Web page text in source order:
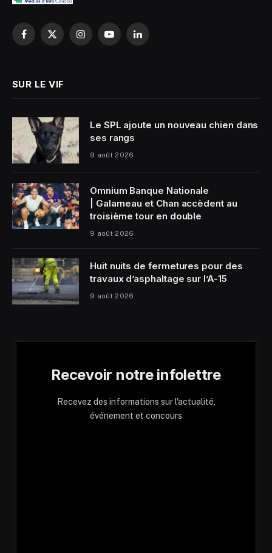
Facebook
X
InstagramYouTubeLinkedIn
SUR LE VIF
Le SPL ajoute un nouveau chien dans
ses rangs
9 août 2026
Omnium Banque Nationale
| Galarneau et Chan accèdent au
troisième tour en double
9 août 2026
Huit nuits de fermetures pour des
travaux d’asphaltage sur l’A-15
9 août 2026
Recevoir notre infolettre
Recevez des informations sur l'actualité,
événement et concours